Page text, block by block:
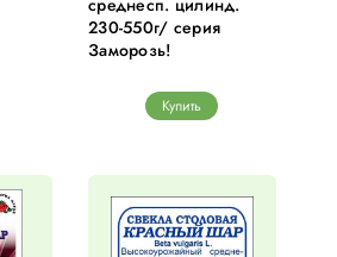
среднесп. цилинд.
230-550г/ серия
Заморозь!
Купить